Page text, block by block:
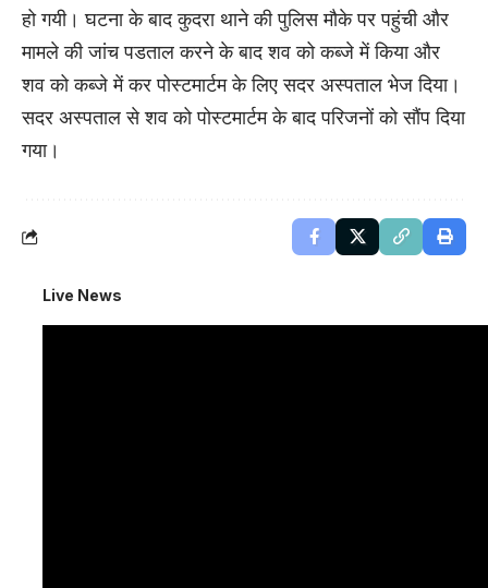
हो गयी। घटना के बाद कुदरा थाने की पुलिस मौके पर पहुंची और
मामले की जांच पडताल करने के बाद शव को कब्जे में किया और
शव को कब्जे में कर पोस्टमार्टम के लिए सदर अस्पताल भेज दिया।
सदर अस्पताल से शव को पोस्टमार्टम के बाद परिजनों को सौंप दिया
गया।
Live News